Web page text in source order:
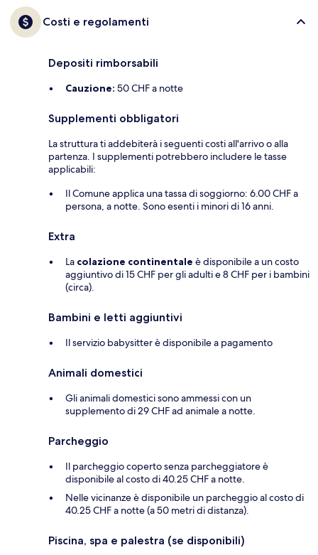
Costi e regolamenti
Depositi rimborsabili
Cauzione: 50 CHF a notte
Supplementi obbligatori
La struttura ti addebiterà i seguenti costi all'arrivo o alla
partenza. I supplementi potrebbero includere le tasse
applicabili:
Il Comune applica una tassa di soggiorno: 6.00 CHF a
persona, a notte. Sono esenti i minori di 16 anni.
Extra
La colazione continentale è disponibile a un costo
aggiuntivo di 15 CHF per gli adulti e 8 CHF per i bambini
(circa).
Bambini e letti aggiuntivi
Il servizio babysitter è disponibile a pagamento
Animali domestici
Gli animali domestici sono ammessi con un
supplemento di 29 CHF ad animale a notte.
Parcheggio
Il parcheggio coperto senza parcheggiatore è
disponibile al costo di 40.25 CHF a notte.
Nelle vicinanze è disponibile un parcheggio al costo di
40.25 CHF a notte (a 50 metri di distanza).
Piscina, spa e palestra (se disponibili)